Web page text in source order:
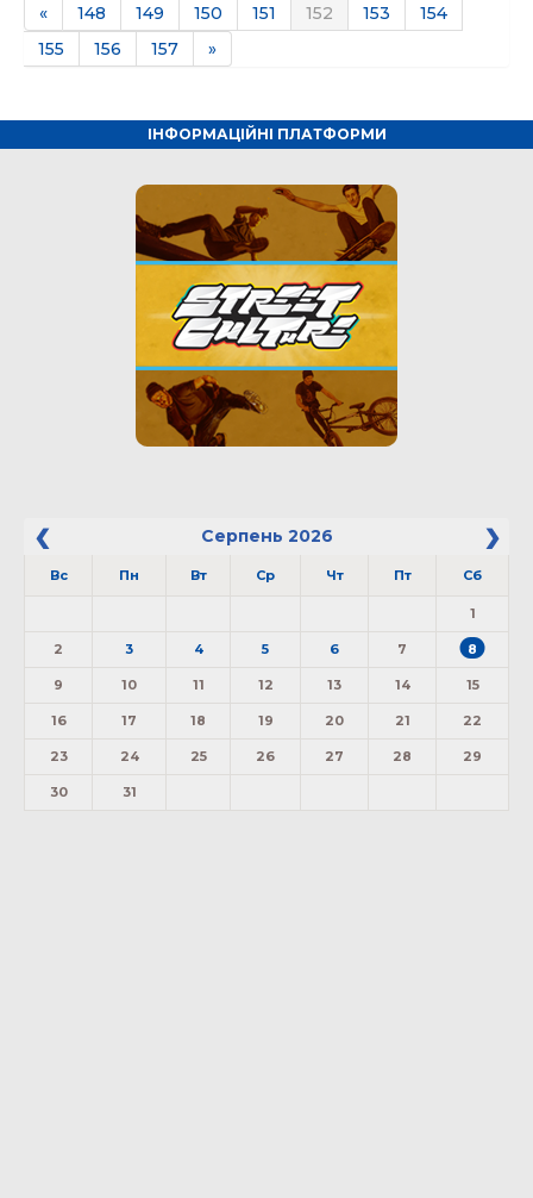
« 148 149 150 151 152 153
154
155
156 157 »
ІНФОРМАЦІЙНІ ПЛАТФОРМИ
Серпень 2026
Вс Пн Вт Ср Чт Пт Сб
1
2 3 4 5 6 7 8
9 10 11 12 13 14 15
16 17 18 19 20 21 22
23 24 25 26 27 28 29
30 31